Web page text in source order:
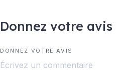
Donnez votre avis
DONNEZ VOTRE AVIS